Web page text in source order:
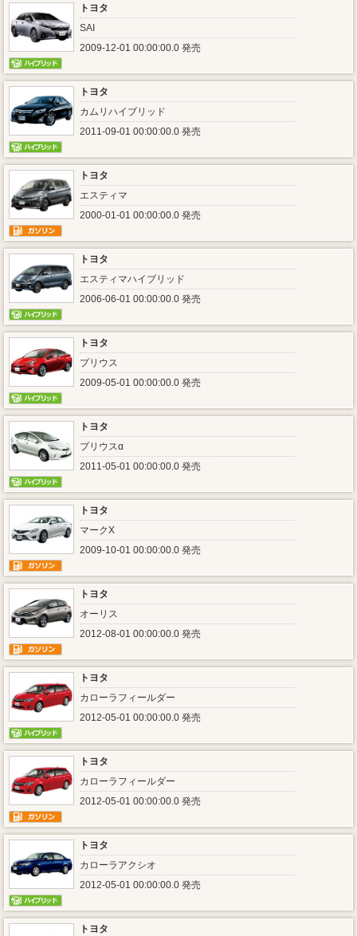
トヨタ
SAI
2009-12-01 00:00:00.0 発売
トヨタ
カムリハイブリッド
2011-09-01 00:00:00.0 発売
トヨタ
エスティマ
2000-01-01 00:00:00.0 発売
トヨタ
エスティマハイブリッド
2006-06-01 00:00:00.0 発売
トヨタ
プリウス
2009-05-01 00:00:00.0 発売
トヨタ
プリウスα
2011-05-01 00:00:00.0 発売
トヨタ
マークX
2009-10-01 00:00:00.0 発売
トヨタ
オーリス
2012-08-01 00:00:00.0 発売
トヨタ
カローラフィールダー
2012-05-01 00:00:00.0 発売
トヨタ
カローラフィールダー
2012-05-01 00:00:00.0 発売
トヨタ
カローラアクシオ
2012-05-01 00:00:00.0 発売
トヨタ